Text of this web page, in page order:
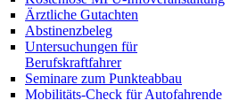
Ärztliche Gutachten
Abstinenzbeleg
Untersuchungen für
Berufskraftfahrer
Seminare zum Punkteabbau
Mobilitäts-Check für Autofahrende